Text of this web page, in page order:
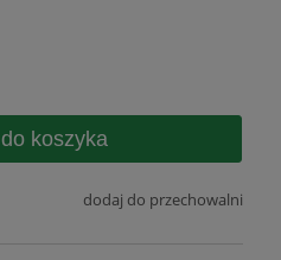
do koszyka
dodaj do przechowalni